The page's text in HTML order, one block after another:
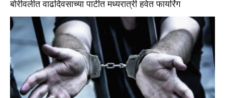
बोरीवलीत वाढदिवसाच्या पार्टीत मध्यरात्री हवेत फायरिंग